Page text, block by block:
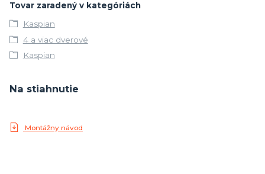
Tovar zaradený v kategóriách
Kaspian
4 a viac dverové
Kaspian
Na stiahnutie
Montážny návod